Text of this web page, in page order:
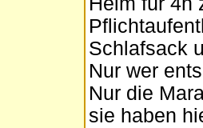
Schlafsack
Nur wer
Nur die
sie haben